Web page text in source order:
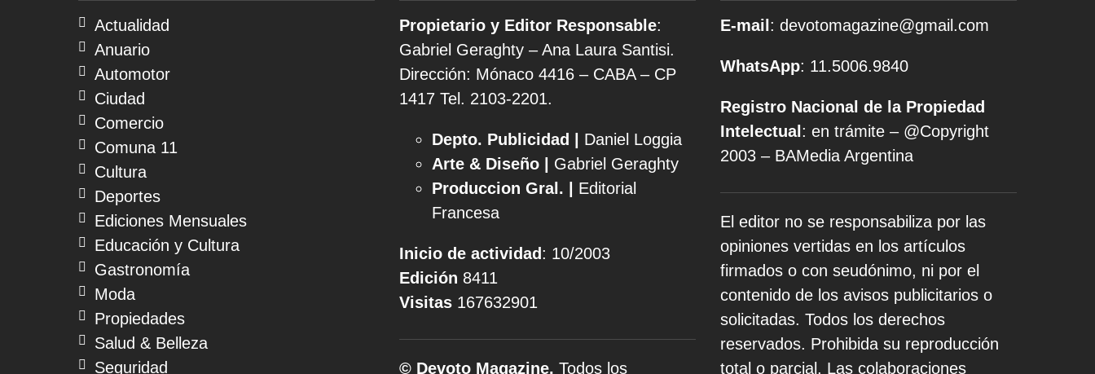
Actualidad
Anuario
Automotor
Ciudad
Comercio
Comuna 11
Cultura
Deportes
Ediciones Mensuales
Educación y Cultura
Gastronomía
Moda
Propiedades
Salud & Belleza
Seguridad
Propietario y Editor Responsable:
Gabriel Geraghty – Ana Laura Santisi.
Dirección: Mónaco 4416 – CABA – CP
1417 Tel. 2103-2201.
Depto. Publicidad |
Daniel Loggia
Arte & Diseño | Gabriel Geraghty
Produccion Gral. |
Editorial
Francesa
Inicio de actividad : 10/2003
Edición 8411
Visitas 167632901
© Devoto Magazine. Todos los
E-mail : devotomagazine@gmail.com
WhatsApp: 11.5006.9840
Registro Nacional de la Propiedad
Intelectual : en trámite – @Copyright
2003 – BAMedia Argentina
El editor no se responsabiliza por las
opiniones vertidas en los artículos
firmados o con seudónimo, ni por el
contenido de los avisos publicitarios o
solicitadas. Todos los derechos
reservados. Prohibida su reproducción
total o parcial. Las colaboraciones